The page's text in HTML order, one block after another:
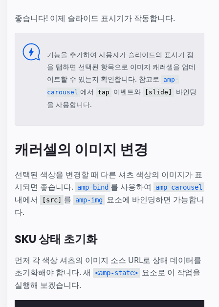
좋습니다! 이제 슬라이드 표시기가 작동합니다.
기능을 추가하여 사용자가 슬라이드의 표시기 점
을 탭하면 선택된 항목으로 이미지 캐러셀을 업데
이트할 수 있는지 확인합니다. 참고로
amp-
carousel 에서 tap 이벤트와 [slide]
바인딩
을 사용합니다.
캐러셀의 이미지 변경
선택된 색상을 변경할 때 다른 셔츠 색상의 이미지가 표
시되면 좋습니다.
amp-bind 를 사용하여 amp-carousel
내에서 [src] 를 amp-img 요소에 바인딩하면 가능합니
다.
SKU 상태 초기화
먼저 각 색상 셔츠의 이미지 소스 URL로 상태 데이터를
초기화해야 합니다. 새
<amp-state> 요소로 이 작업을
실행해 보겠습니다.